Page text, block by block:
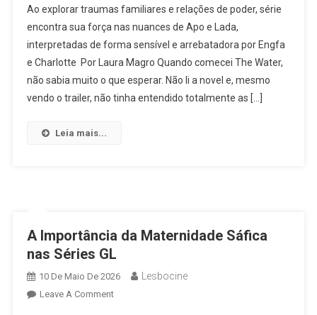
Water:
Quando
Amar
Também
Significa
Sobreviver
Ao explorar traumas familiares e relações de poder, série
encontra sua força nas nuances de Apo e Lada,
interpretadas de forma sensível e arrebatadora por Engfa
e Charlotte Por Laura Magro Quando comecei The Water,
não sabia muito o que esperar. Não li a novel e, mesmo
vendo o trailer, não tinha entendido totalmente as […]
Leia mais...
A Importância da Maternidade Sáfica
nas Séries GL
10 De Maio De 2026 Lesbocine
Leave A CommentOn